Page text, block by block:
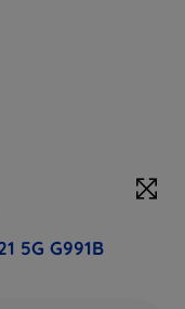
5G G991B